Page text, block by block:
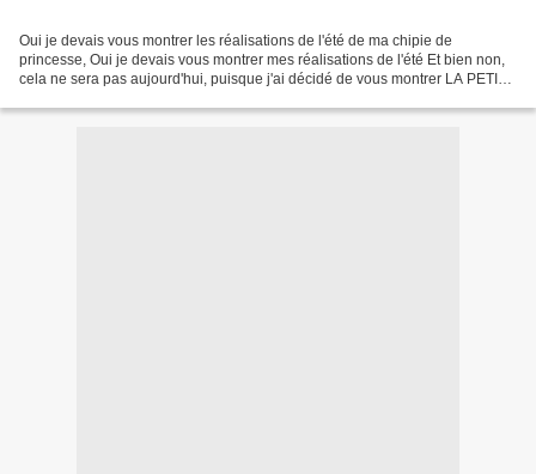
Oui je devais vous montrer les réalisations de l'été de ma chipie de
princesse, Oui je devais vous montrer mes réalisations de l'été Et bien non,
cela ne sera pas aujourd'hui, puisque j'ai décidé de vous montrer LA PETITE